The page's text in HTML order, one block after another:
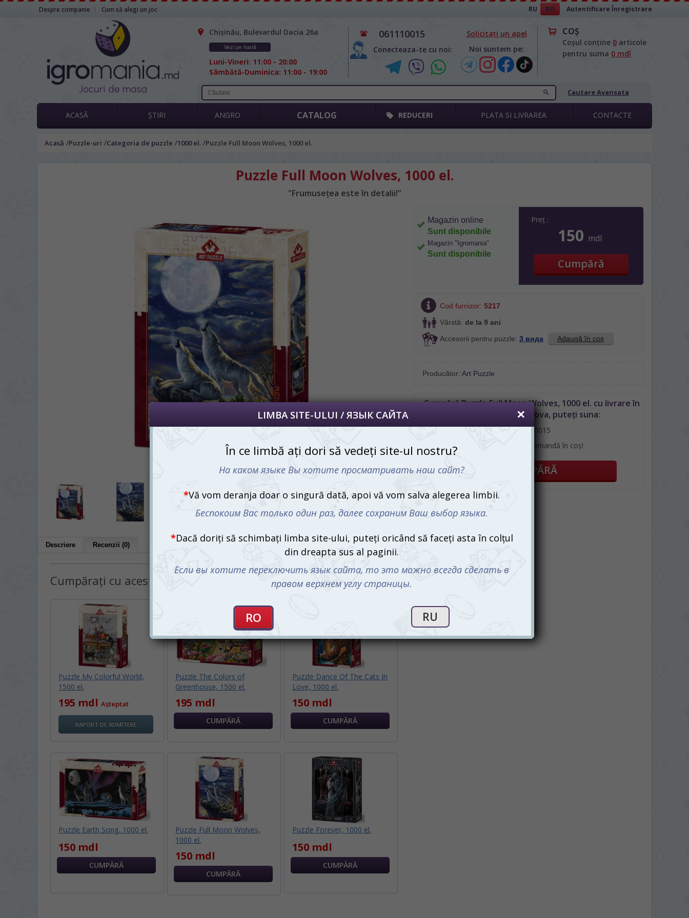
Despre companie Cum să alegi un joc RU RO Autentificare Înregistrare
Chișinău, Bulevardul Dacia 26а
Vezi pe hartă
Luni-Vineri: 11:00 - 20:00
Sâmbătă-Duminica: 11:00 - 19:00
061110015
Conecteaza-te cu noi:
Solicitați un apel
Noi suntem pe:
COŞ
Coșul conține 0articole
pentru suma 0 mdl
Cautare Avansata
ACASĂ ȘTIRI ANGRO CATALOG REDUCERI PLATA SI LIVRAREA CONTACTE
Acasă /Puzzle-uri /Categoria de puzzle /1000 el. /Puzzle Full Moon Wolves, 1000 el.
Puzzle Full Moon Wolves, 1000 el.
"Frumusețea este în detalii!"
Descriere Recenzii (0)
Cumpărați cu acest produs:
Puzzle My Colorful World,
1500 el.
195 mdl Așteptat
RAPORT DE ADMITERE
Puzzle The Colors of
Greenhouse, 1500 el.
195 mdl
Puzzle Dance Of The Cats In
Love, 1000 el.
150 mdl
Puzzle Earth Song, 1000 el.
150 mdl
Puzzle Full Moon Wolves,
1000 el.
150 mdl
Puzzle Forever, 1000 el.
150 mdl
Preț :
150 mdl
Magazin online
Sunt disponibile
Magazin "Igromania"
Sunt disponibile
Cod furnizor: 5217
Vârstă: de la 9 ani
Accesorii pentru puzzle: 3 вида Adaugă în coș
Producător: Art Puzzle
Cumpără Puzzle Full Moon Wolves, 1000 el. cu livrare în
Chișinău sau Moldova, puteți suna:
061110015
sau plasând o comandă în coș!
LIMBA SITE-ULUI / ЯЗЫК САЙТА
În ce limbă ați dori să vedeți site-ul nostru?
На каком языке Вы хотите просматривать наш сайт?
Vă vom deranja doar o singură dată, apoi vă vom salva alegerea limbii.
Беспокоим Вас только один раз, далее сохраним Ваш выбор языка.
Dacă doriți să schimbați limba site-ului, puteți oricând să faceți asta în colțul
din dreapta sus al paginii.
Если вы хотите переключить язык сайта, то это можно всегда сделать в
правом верхнем углу страницы.
RU